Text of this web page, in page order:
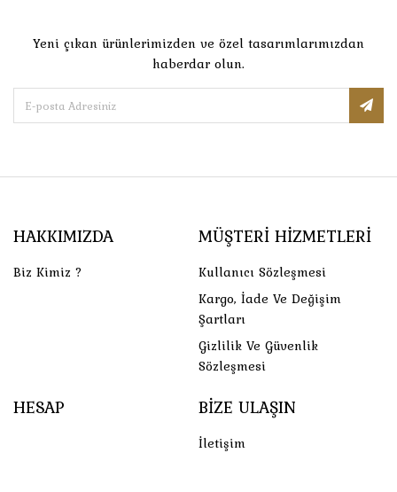
Yeni çıkan ürünlerimizden ve özel tasarımlarımızdan
haberdar olun.
HAKKIMIZDA
Biz Kimiz ?
MÜŞTERI HIZMETLERI
Kullanıcı Sözleşmesi
Kargo, İade Ve Değişim
Şartları
Gizlilik Ve Güvenlik
Sözleşmesi
HESAP BIZE ULAŞIN
İletişim